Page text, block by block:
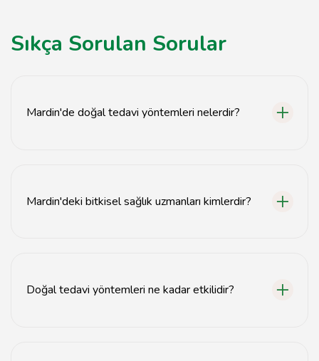
Sıkça Sorulan Sorular
Mardin'de doğal tedavi yöntemleri nelerdir?
Mardin'deki bitkisel sağlık uzmanları kimlerdir?
Doğal tedavi yöntemleri ne kadar etkilidir?